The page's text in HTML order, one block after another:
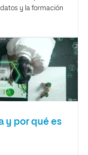
y la formación
y por qué es